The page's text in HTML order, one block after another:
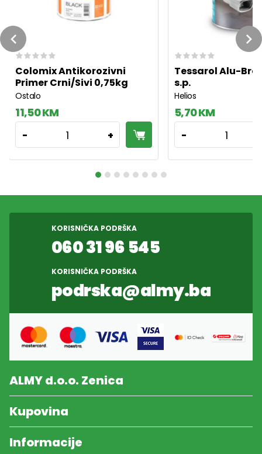
Colomix Antikorozivni
Primer Crni/Sivi 0,75kg
Ostalo
11,50 KM
- 1 +
Tessarol Alu-
s.p.
Helios
5,70 KM
- 1
Previous
KORISNIČKA PODRŠKA
060 31 96 545
KORISNIČKA PODRŠKA
podrska@almy.ba
ALMY d.o.o. Zenica
Kupovina
Informacije